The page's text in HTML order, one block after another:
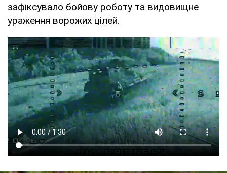
зафіксувало бойову роботу та видовищне
ураження ворожих цілей.